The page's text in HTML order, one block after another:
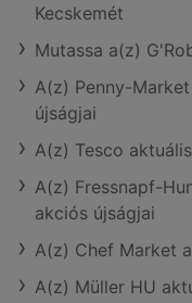
Kecskemét
Mutassa a(z)
A(z) Penny-
újságjai
A(z) Tesco
A(z) Fressnapf-
akciós újságjai
A(z) Chef Market
A(z) Müller HU